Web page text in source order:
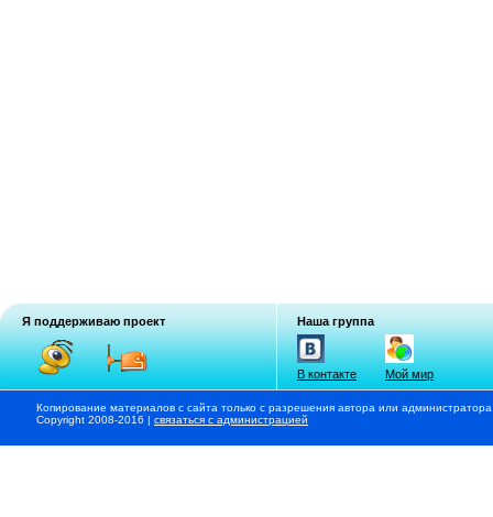
Я поддерживаю проект Наша группа
В контакте Мой мир
Копирование материалов с сайта только с разрешения автора или
Copyright 2008-2016 | связаться с администрацией